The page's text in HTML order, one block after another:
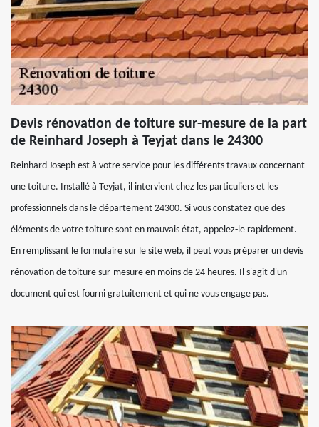
Devis rénovation de toiture sur-mesure de la part
de Reinhard Joseph à Teyjat dans le 24300
Reinhard Joseph est à votre service pour les différents travaux concernant
une toiture. Installé à Teyjat, il intervient chez les particuliers et les
professionnels dans le département 24300. Si vous constatez que des
éléments de votre toiture sont en mauvais état, appelez-le rapidement.
En remplissant le formulaire sur le site web, il peut vous préparer un devis
rénovation de toiture sur-mesure en moins de 24 heures. Il s'agit d'un
document qui est fourni gratuitement et qui ne vous engage pas.